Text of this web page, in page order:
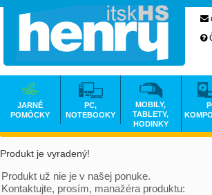
Produkt je vyradený!
Produkt už nie je v našej ponuke.
Kontaktujte, prosím, manažéra produktu:
JARNÉ
POMÔCKY
PC,
NOTEBOOKY
MOBILY,
TABLETY,
HODINKY